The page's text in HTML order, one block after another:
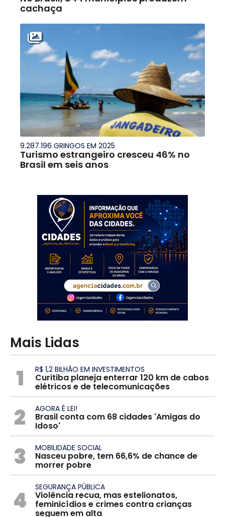
cachaça
9.287.196 GRINGOS EM 2025
Turismo estrangeiro cresceu 46% no
Brasil em seis anos
Mais Lidas
1 R$ 1,2 BILHÃO EM INVESTIMENTOS
Curitiba planeja enterrar 120 km de cabos
elétricos e de telecomunicações
2 AGORA É LEI!
Brasil conta com 68 cidades 'Amigas do
Idoso'
3 MOBILIDADE SOCIAL
Nasceu pobre, tem 66,6% de chance de
morrer pobre
4 SEGURANÇA PÚBLICA
Violência recua, mas estelionatos,
feminicídios e crimes contra crianças
seguem em alta